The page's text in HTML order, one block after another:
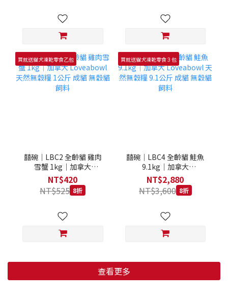
買就送貓犬凍乾零食乙包
囍碗｜LBC2 全齡貓 雞肉
雪蟹 1kg｜加拿大
Loveabowl 天然無穀糧 1
公斤 成貓 無穀貓飼料
NT$420
NT$525 8折
買就送貓犬凍乾零食３包
囍碗｜LBC4 全齡貓 鮭魚
9.1kg｜加拿大
Loveabowl 天然無穀糧
9.1公斤 成貓 無穀貓飼料
NT$2,880
NT$3,600 8折
查看更多